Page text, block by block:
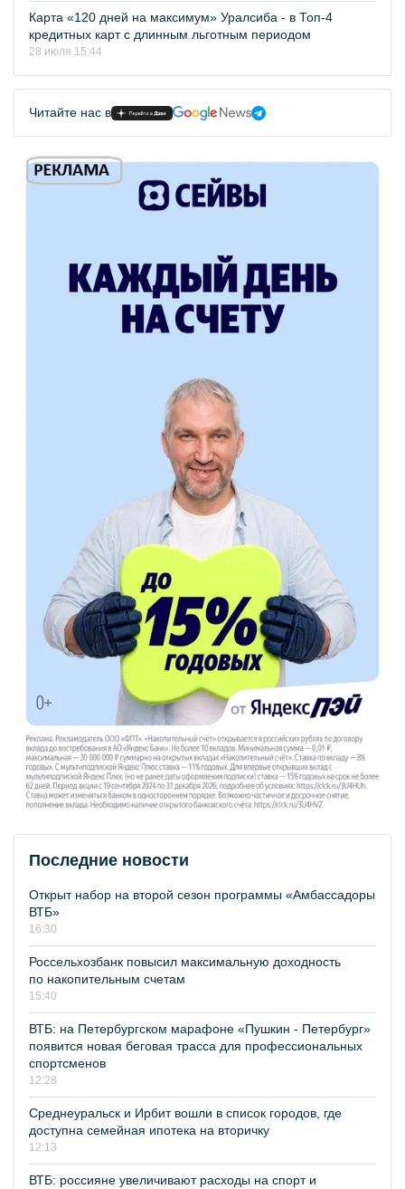
Карта «120 дней на максимум» Уралсиба - в Топ-4
кредитных карт с длинным льготным периодом
28 июля 15:44
Читайте нас в
Последние новости
Открыт набор на второй сезон программы «Амбассадоры
ВТБ»
16:30
Россельхозбанк повысил максимальную доходность
по накопительным счетам
15:40
ВТБ: на Петербургском марафоне «Пушкин - Петербург»
появится новая беговая трасса для профессиональных
спортсменов
12:28
Среднеуральск и Ирбит вошли в список городов, где
доступна семейная ипотека на вторичку
12:13
ВТБ: россияне увеличивают расходы на спорт и